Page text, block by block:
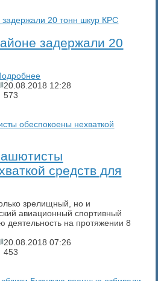
задержали 20
20.08.2018 12:28
573
средств для
зрелищный, но и
авиационный спортивный
деятельность на протяжении 8
20.08.2018 07:26
453